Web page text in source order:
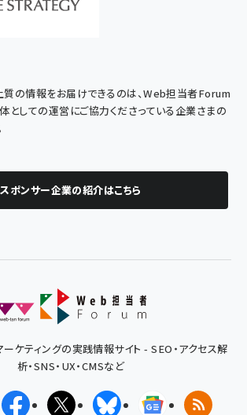
の情報をお届けできるのは、Web担当者Forum
としての運営にご協力くださっている企業さまの
スポンサー企業の紹介はこちら
ケティングの実践情報サイト - SEO・アクセス解
析・SNS・UX・CMSなど
マガFacebookX(エックス)BlueskyGoogleニュ
RSS